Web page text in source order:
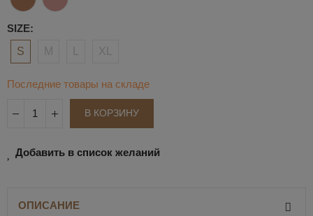
SIZE
S M XL
Последние товары на складе
В КОРЗИНУ
Добавить в список желаний
ОПИСАНИЕ